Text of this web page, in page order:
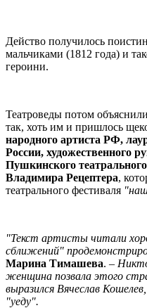
Действо получилось
мальчиками (1812 года) и
героини.
Театроведы потом
так, хоть им и пришлось
народного артиста РФ,
России, художественного
Пушкинского
Владимира Рецептера,
театрального фестиваля
"Текст артисты читали
сближений"
Марина Тимашева. –
женщина позвала этого
выразился Вячеслав
"уеду".